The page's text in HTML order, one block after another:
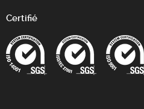
Certifié